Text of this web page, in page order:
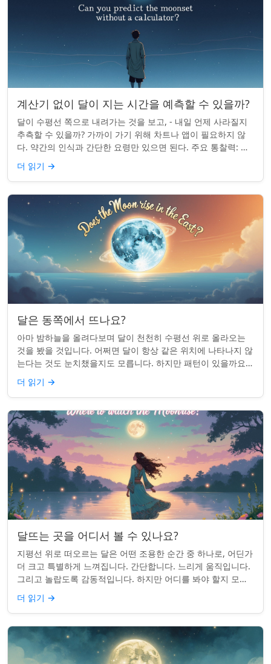
계산기 없이 달이 지는 시간을 예측할 수 있을까?
달이 수평선 쪽으로 내려가는 것을 보고, - 내일 언제 사라질지
추측할 수 있을까? 가까이 가기 위해 차트나 앱이 필요하지 않
다. 약간의 인식과 간단한 요령만 있으면 된다. 주요 통찰력: 오
늘의 달 뜨는 시간을 알고...
더 읽기 →
달은 동쪽에서 뜨나요?
아마 밤하늘을 올려다보며 달이 천천히 수평선 위로 올라오는
것을 봤을 것입니다. 어쩌면 달이 항상 같은 위치에 나타나지 않
는다는 것도 눈치챘을지도 모릅니다. 하지만 패턴이 있을까요?
달은 정말 매번 동쪽에서 뜰까요?...
더 읽기 →
달뜨는 곳을 어디서 볼 수 있나요?
지평선 위로 떠오르는 달은 어떤 조용한 순간 중 하나로, 어딘가
더 크고 특별하게 느껴집니다. 간단합니다. 느리게 움직입니다.
그리고 놀랍도록 감동적입니다. 하지만 어디를 봐야 할지 모르
면 잡기 쉽지 않을 수 있습니...
더 읽기 →